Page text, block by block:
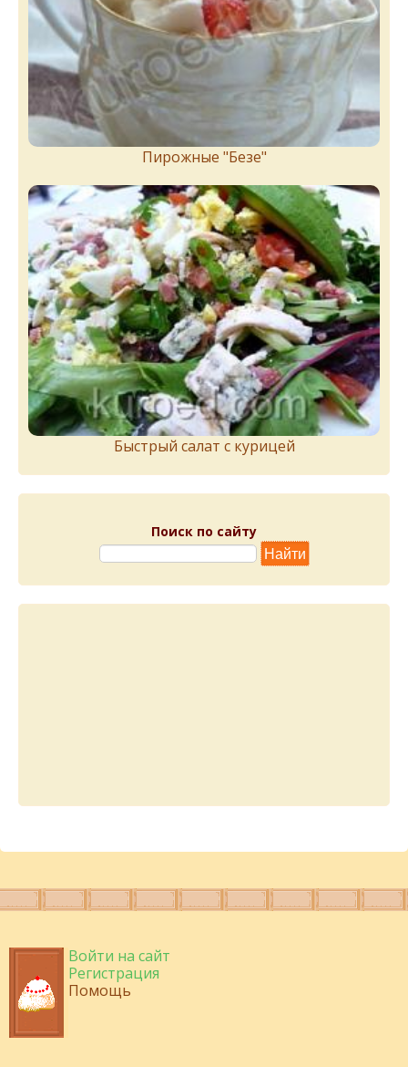
Пирожныe "Бeзe"
Быстрый салат с курицей
Поиск по сайту
Войти на сайт
Регистрация
Помощь